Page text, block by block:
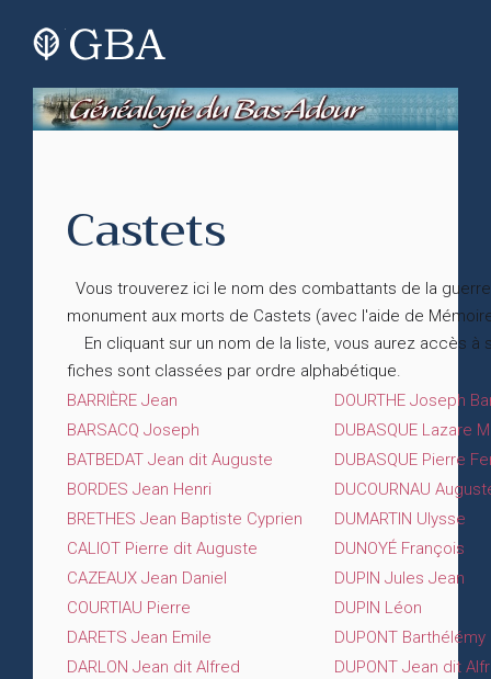
Castets
Vous trouverez ici le nom des combattants de la
monument aux morts de Castets (avec l'aide de
En cliquant sur un nom de la liste, vous aurez accès à
fiches sont classées par ordre alphabétique.
BARRIÈRE Jean
DOURTHE Joseph
BARSACQ Joseph
DUBASQUE Lazare
BATBEDAT Jean dit Auguste
DUBASQUE Pierre
BORDES Jean Henri
DUCOURNAU
BRETHES Jean Baptiste Cyprien
DUMARTIN Ulysse
CALIOT Pierre dit Auguste
DUNOYÉ François
CAZEAUX Jean Daniel
DUPIN Jules Jean
COURTIAU Pierre
DUPIN Léon
DARETS Jean Emile
DUPONT
DARLON Jean dit Alfred
DUPONT Jean dit